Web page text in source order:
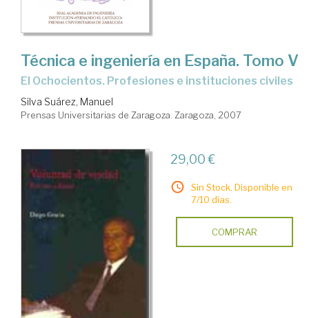
Técnica e ingeniería en España. Tomo V
El Ochocientos. Profesiones e instituciones civiles
Silva Suárez, Manuel
Prensas Universitarias de Zaragoza. Zaragoza, 2007
29,00 €
Sin Stock. Disponible en
7/10 días.
COMPRAR